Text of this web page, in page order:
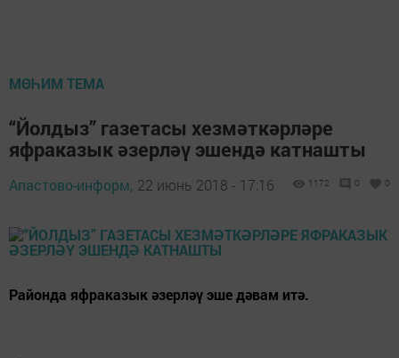
МӨҺИМ ТЕМА
“Йолдыз” газетасы хезмәткәрләре
яфраказык әзерләү эшендә катнашты
Апастово-информ, 22 июнь 2018 - 17:16 1172 0 0
Районда яфраказык әзерләү эше дәвам итә.